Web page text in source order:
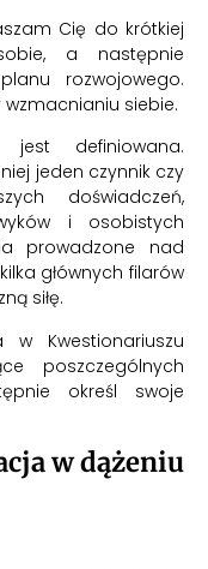
Cię do krótkiej
a następnie
rozwojowego.
siebie.
jest definiowana.
jeden czynnik czy
doświadczeń,
i osobistych
prowadzone nad
głównych filarów
siłę.
Kwestionariuszu
poszczególnych
określ swoje
w dążeniu